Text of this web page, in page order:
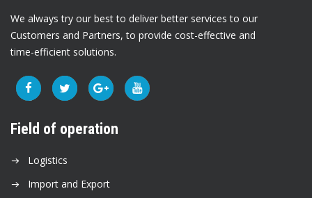
We always try our best to deliver better services to our
Customers and Partners, to provide cost-effective and
time-efficient solutions.
Field of operation
Logistics
Import and Export